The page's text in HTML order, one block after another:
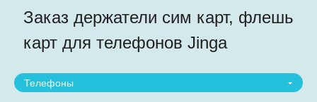
Заказ держатели сим карт, флешь
карт для телефонов Jinga
Телефоны